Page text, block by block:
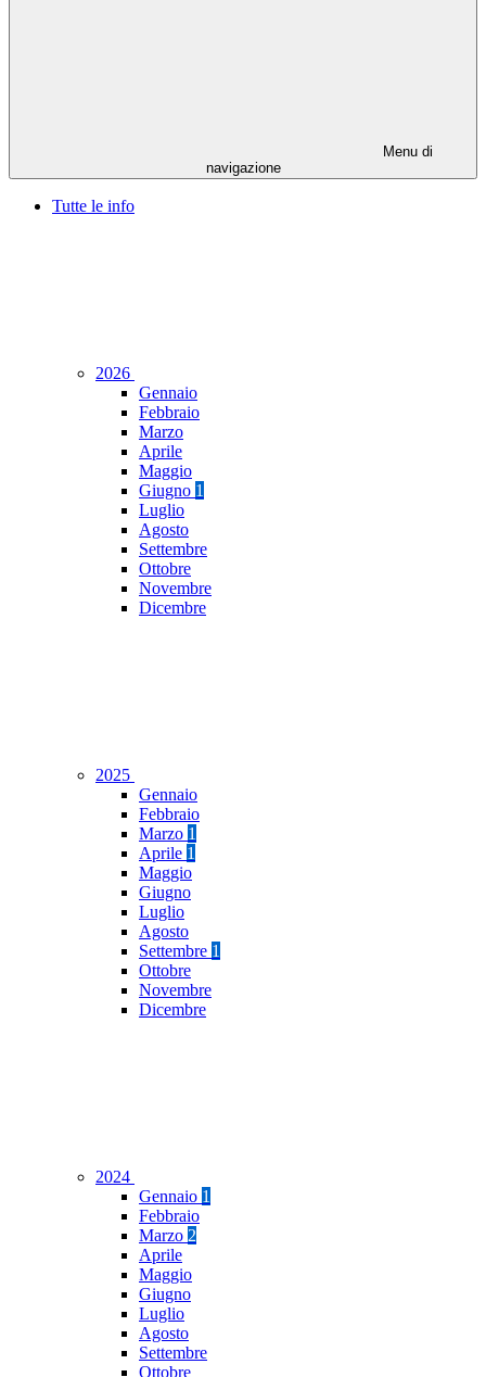
Menu di
navigazione
Tutte le info
2026
Gennaio
Febbraio
Marzo
Aprile
Maggio
Giugno 1
Luglio
Agosto
Settembre
Ottobre
Novembre
Dicembre
2025
Gennaio
Febbraio
Marzo 1
Aprile 1
Maggio
Giugno
Luglio
Agosto
Settembre 1
Ottobre
Novembre
Dicembre
2024
Gennaio 1
Febbraio
Marzo 2
Aprile
Maggio
Giugno
Luglio
Agosto
Settembre
Ottobre